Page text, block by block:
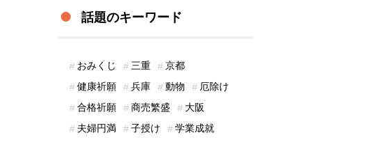
話題のキーワード
おみくじ 三重
京都
健康祈願
兵庫 動物
厄除け
合格祈願
商売繁盛
大阪
夫婦円満
子授け
学業成就